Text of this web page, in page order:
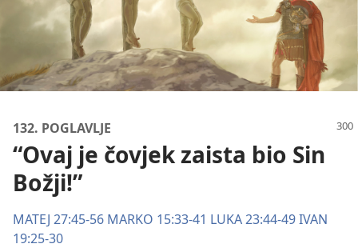
132. POGLAVLJE
“Ovaj je čovjek zaista bio Sin
Božji!”
MATEJ 27:45-56 MARKO 15:33-41 LUKA 23:44-49IVAN
19:25-30